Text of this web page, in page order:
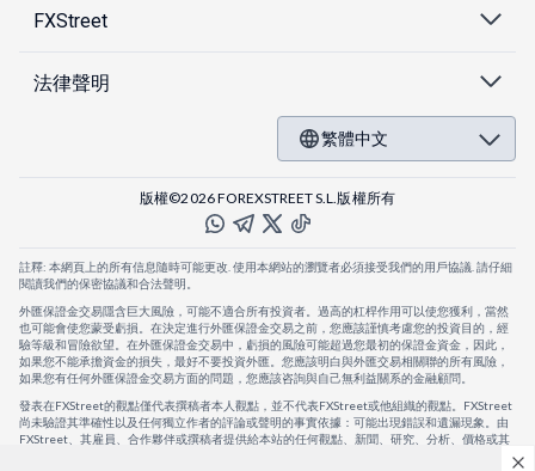
FXStreet
法律聲明
繁體中文
版權©2026 FOREXSTREET S.L.版權所有
註釋: 本網頁上的所有信息隨時可能更改. 使用本網站的瀏覽者必須接受我們的用戶協議. 請仔細
閱讀我們的保密協議和合法聲明。
外匯保證金交易隱含巨大風險，可能不適合所有投資者。過高的杠桿作用可以使您獲利，當然
也可能會使您蒙受虧損。在決定進行外匯保證金交易之前，您應該謹慎考慮您的投資目的，經
驗等級和冒險欲望。在外匯保證金交易中，虧損的風險可能超過您最初的保證金資金，因此，
如果您不能承擔資金的損失，最好不要投資外匯。您應該明白與外匯交易相關聯的所有風險，
如果您有任何外匯保證金交易方面的問題，您應該咨詢與自己無利益關系的金融顧問。
發表在FXStreet的觀點僅代表撰稿者本人觀點，並不代表FXStreet或他組織的觀點。FXStreet
尚未驗證其準確性以及任何獨立作者的評論或聲明的事實依據：可能出現錯誤和遺漏現象。由
FXStreet、其雇員、合作夥伴或撰稿者提供給本站的任何觀點、新聞、研究、分析、價格或其